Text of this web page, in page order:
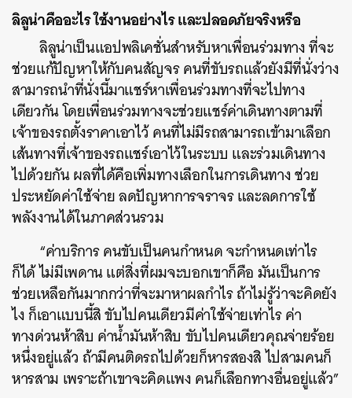
ลิลูน่าคืออะไร ใช้งานอย่างไร และปลอดภัยจริงหรือ
ลิลูน่าเป็นแอปพลิเคชั่นสำหรับหาเพื่อนร่วมทาง ที่จะ
ช่วยแก้ปัญหาให้กับคนสัญจร คนที่ขับรถแล้วยังมีที่นั่งว่าง
สามารถนำที่นั่งนี้มาแชร์หาเพื่อนร่วมทางที่จะไปทาง
เดียวกัน โดยเพื่อนร่วมทางจะช่วยแชร์ค่าเดินทางตามที่
เจ้าของรถตั้งราคาเอาไว้ คนที่ไม่มีรถสามารถเข้ามาเลือก
เส้นทางที่เจ้าของรถแชร์เอาไว้ในระบบ และร่วมเดินทาง
ไปด้วยกัน ผลที่ได้คือเพิ่มทางเลือกในการเดินทาง ช่วย
ประหยัดค่าใช้จ่าย ลดปัญหาการจราจร และลดการใช้
พลังงานได้ในภาคส่วนรวม
“ค่าบริการ คนขับเป็นคนกำหนด จะกำหนดเท่าไร
ก็ได้ ไม่มีเพดาน แต่สิ่งที่ผมจะบอกเขาก็คือ มันเป็นการ
ช่วยเหลือกันมากกว่าที่จะมาหาผลกำไร ถ้าไม่รู้ว่าจะคิดยัง
ไง ก็เอาแบบนี้สิ ขับไปคนเดียวมีค่าใช้จ่ายเท่าไร ค่า
ทางด่วนห้าสิบ ค่าน้ำมันห้าสิบ ขับไปคนเดียวคุณจ่ายร้อย
หนึ่งอยู่แล้ว ถ้ามีคนติดรถไปด้วยก็หารสองสิ ไปสามคนก็
หารสาม เพราะถ้าเขาจะคิดแพง คนก็เลือกทางอื่นอยู่แล้ว”
ค้นหา
SHARE TWEET LINE EMAIL